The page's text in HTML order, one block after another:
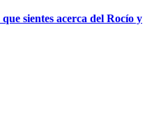
sientes acerca del Rocío y